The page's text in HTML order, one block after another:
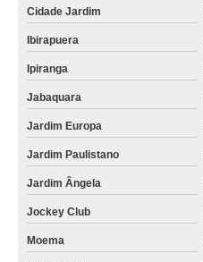
Cidade Jardim
Ibirapuera
Ipiranga
Jabaquara
Jardim Europa
Jardim Paulistano
Jardim Ângela
Jockey Club
Moema